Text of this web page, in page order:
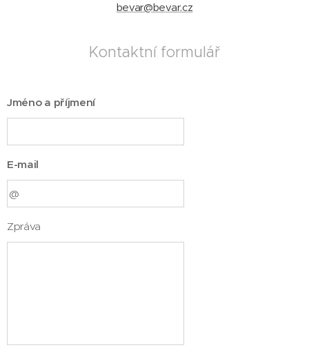
bevar@bevar.cz
Kontaktní formulář
Jméno a příjmení
E-mail
Zpráva